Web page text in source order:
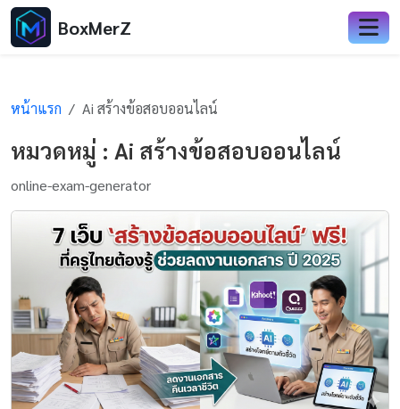
BoxMerZ
หน้าแรก Ai สร้างข้อสอบออนไลน์
หมวดหมู่ : Ai สร้างข้อสอบออนไลน์
online-exam-generator